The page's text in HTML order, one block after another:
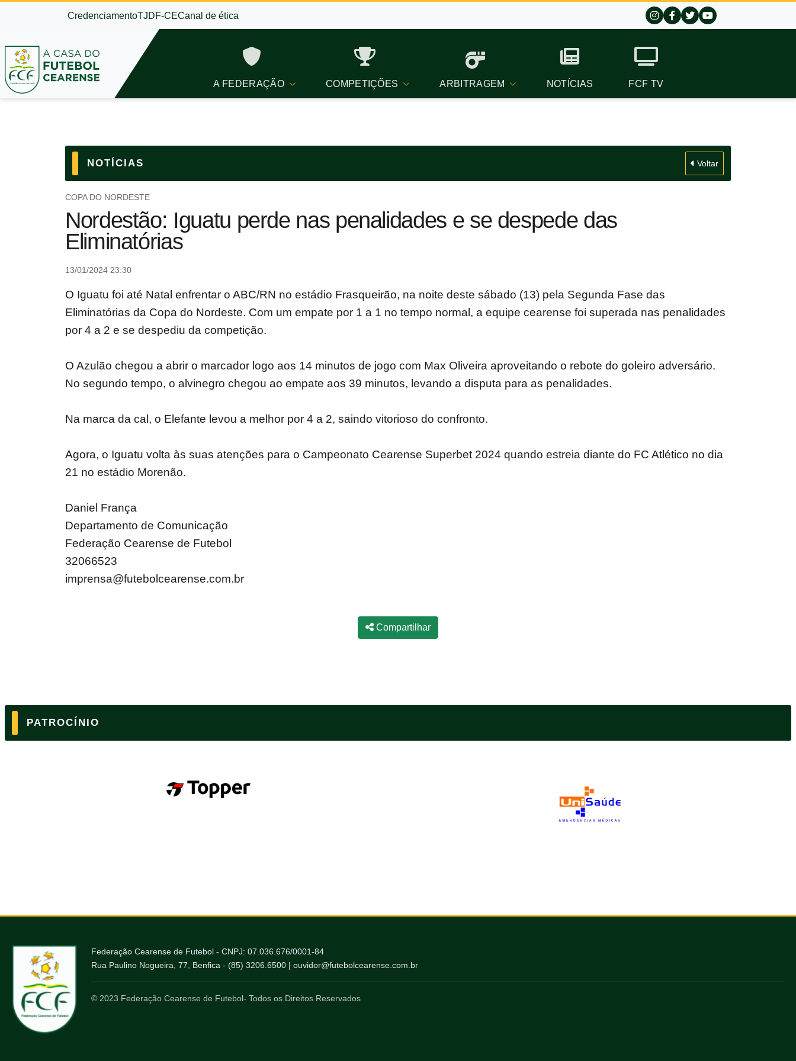
CredenciamentoTJDF-CECanal de ética
A FEDERAÇÃO COMPETIÇÕES ARBITRAGEM NOTÍCIAS FCF TV
NOTÍCIAS Voltar
COPA DO NORDESTE
Nordestão: Iguatu perde nas penalidades e se despede das
Eliminatórias
13/01/2024 23:30
O Iguatu foi até Natal enfrentar o ABC/RN no estádio Frasqueirão, na noite deste sábado (13) pela Segunda Fase das
Eliminatórias da Copa do Nordeste. Com um empate por 1 a 1 no tempo normal, a equipe cearense foi superada nas penalidades
por 4 a 2 e se despediu da competição.
O Azulão chegou a abrir o marcador logo aos 14 minutos de jogo com Max Oliveira aproveitando o rebote do goleiro adversário.
No segundo tempo, o alvinegro chegou ao empate aos 39 minutos, levando a disputa para as penalidades.
Na marca da cal, o Elefante levou a melhor por 4 a 2, saindo vitorioso do confronto.
Agora, o Iguatu volta às suas atenções para o Campeonato Cearense Superbet 2024 quando estreia diante do FC Atlético no dia
21 no estádio Morenão.
Daniel França
Departamento de Comunicação
Federação Cearense de Futebol
32066523
imprensa@futebolcearense.com.br
Compartilhar
PATROCÍNIO
Federação Cearense de Futebol - CNPJ: 07.036.676/0001-84
Rua Paulino Nogueira, 77, Benfica - (85) 3206.6500 | ouvidor@futebolcearense.com.br
© 2023 Federação Cearense de Futebol- Todos os Direitos Reservados